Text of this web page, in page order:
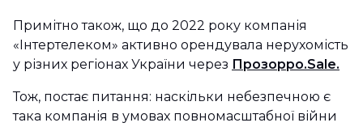
Примітно також, що до 2022 року компанія
«Інтертелеком» активно орендувала нерухомість
у різних регіонах України через Прозорро.Sale.
Тож, постає питання: наскільки небезпечною є
така компанія в умовах повномасштабної війни